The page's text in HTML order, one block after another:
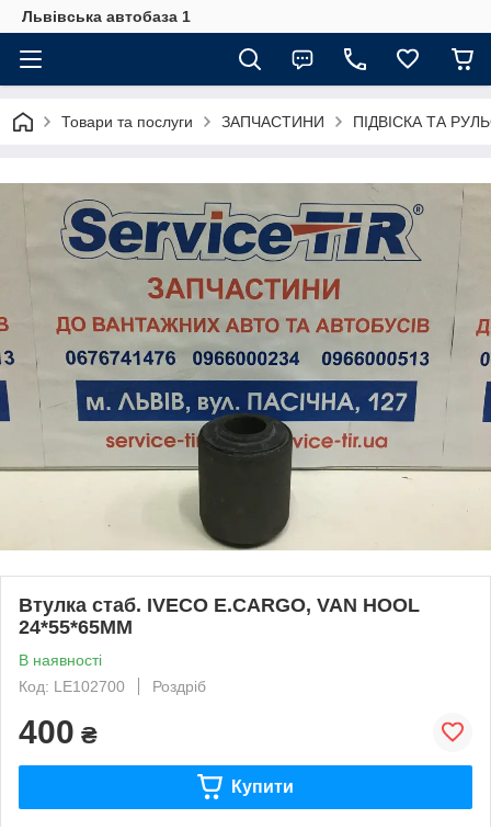
Львівська автобаза 1
Товари та послуги ЗАПЧАСТИНИ ПІДВІСКА ТА
Втулка стаб. IVECO E.CARGO, VAN HOOL
24*55*65MM
В наявності
Код: LE102700
Роздріб
400 ₴
Купити